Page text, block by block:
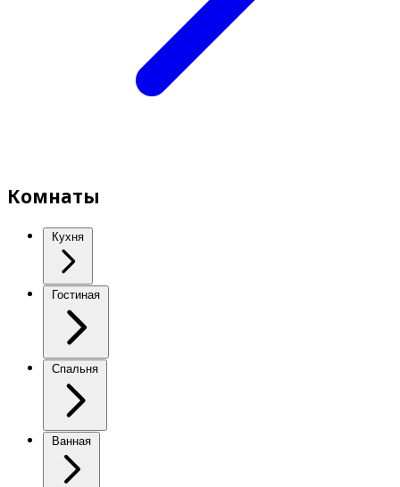
Комнаты
Кухня
Гостиная
Спальня
Ванная